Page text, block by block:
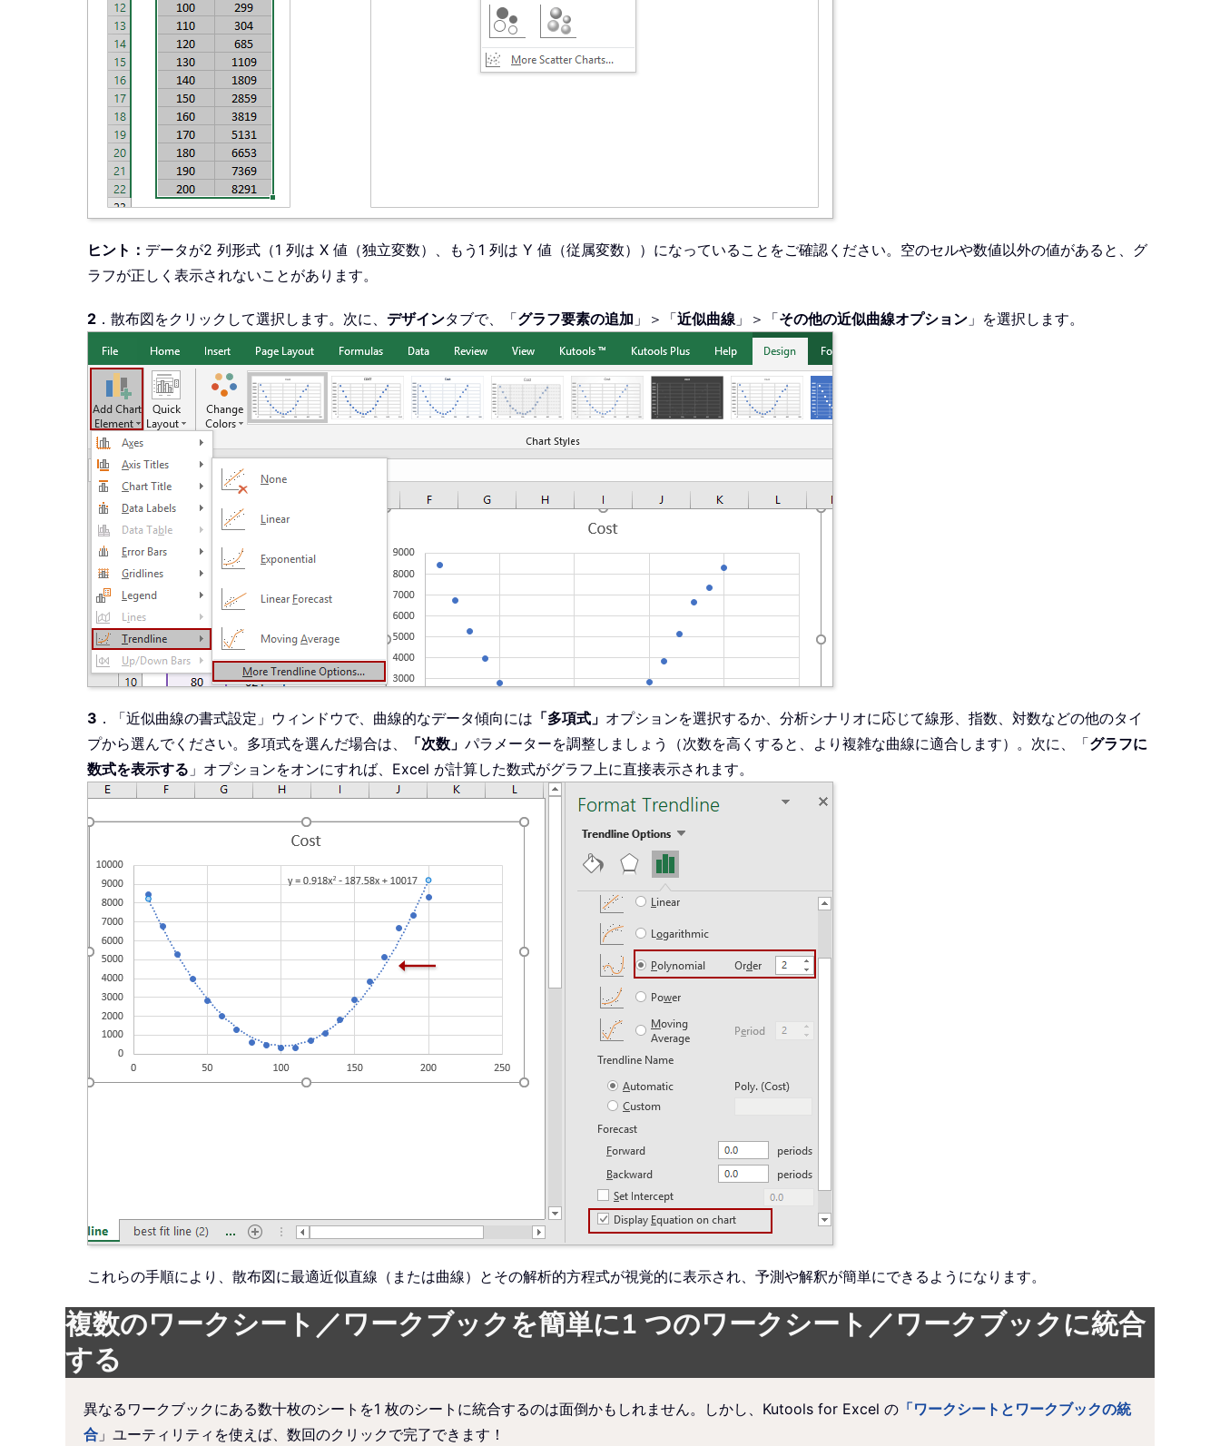
ヒント： データが2 列形式（1 列は X 値（独立変数）、もう1 列は Y 値（従属変数））になっていることをご確認ください。空のセルや数値以外の値があると、グ
ラフが正しく表示されないことがあります。
2 ．散布図をクリックして選択します。次に、 デザインタブで、「グラフ要素の追加 」＞「近似曲線 」＞「その他の近似曲線オプション 」を選択します。
3 ．「近似曲線の書式設定」ウィンドウで、曲線的なデータ傾向には 「多項式」 オプションを選択するか、分析シナリオに応じて線形、指数、対数などの他のタイ
プから選んでください。多項式を選んだ場合は、
「次数」 パラメーターを調整しましょう（次数を高くすると、より複雑な曲線に適合します）。次に、「グラフに
数式を表示する 」オプションをオンにすれば、Excel が計算した数式がグラフ上に直接表示されます。
これらの手順により、散布図に最適近似直線（または曲線）とその解析的方程式が視覚的に表示され、予測や解釈が簡単にできるようになります。
複数のワークシート／ワークブックを簡単に1 つのワークシート／ワークブックに統合
する
異なるワークブックにある数十枚のシートを1 枚のシートに統合するのは面倒かもしれません。しかし、Kutools for Excel の 「ワークシートとワークブックの統
合 」ユーティリティを使えば、数回のクリックで完了できます！